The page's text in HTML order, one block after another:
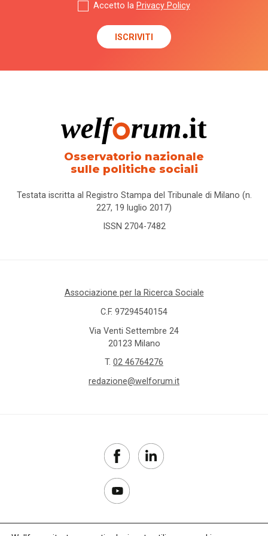
Accetto la Privacy Policy
Osservatorio nazionale
sulle politiche sociali
Testata iscritta al Registro Stampa del Tribunale di Milano (n.
227, 19 luglio 2017)
ISSN 2704-7482
Associazione per la Ricerca Sociale
C.F. 97294540154
Via Venti Settembre 24
20123 Milano
T. 02 46764276
redazione@welforum.it